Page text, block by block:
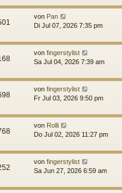
von Pan
Di Jul 07, 2026 7:35 pm
von fingerstylist
Sa Jul 04, 2026 7:39 am
von fingerstylist
Fr Jul 03, 2026 9:50 pm
von Rolli
Do Jul 02, 2026 11:27 pm
von fingerstylist
Sa Jun 27, 2026 6:59 am